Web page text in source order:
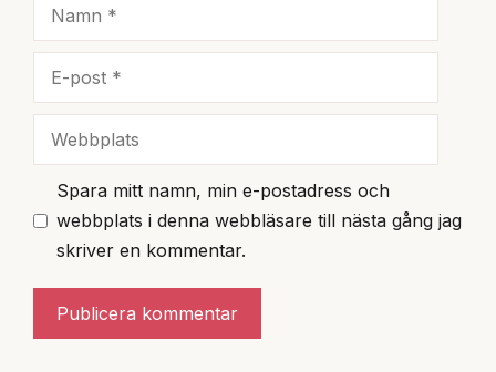
Webbplats
Spara mitt namn, min e-postadress och
webbplats i denna webbläsare till nästa gång jag
skriver en kommentar.